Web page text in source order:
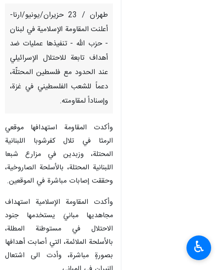
طهران / 23 حزيران/يونيو/ارنا-
أعلنت المقاومة الإسلامية في لبنان
- حزب الله - تنفيذها عمليات ضد
أهداف تابعة للاحتلال الإسرائيلي
عند الحدود مع فلسطين المحتلّة،
دعماً للشعب الفلسطيني في غزة،
وإسناداً لمقاومته.
وأكدت المقاومة استهدافها موقعي
الرمثا في تلال كفرشوبا اللبنانية
‏المحتلة، وزبدين في مزارع شبعا
اللبنانية ‏المحتلة، بالأسلحة الصاروخية،
وحققت إصابات مباشرة في الموقعين.
وأكدت المقاومة الإسلامية استهداف
مجاهديها مبانيَ يستخدمها جنود
الاحتلال في مستوطنة المطلة،
بالأسلحة الملائمة، التي أصابت أهدافها
بصورةٍ مباشرة، وأدت الى اشتعال
♿︎